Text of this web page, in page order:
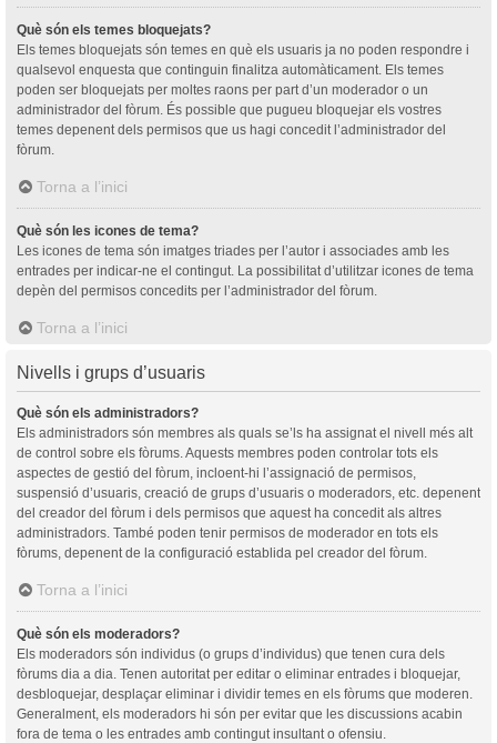
Què són els temes bloquejats?
Els temes bloquejats són temes en què els usuaris ja no poden respondre i
qualsevol enquesta que continguin finalitza automàticament. Els temes
poden ser bloquejats per moltes raons per part d’un moderador o un
administrador del fòrum. És possible que pugueu bloquejar els vostres
temes depenent dels permisos que us hagi concedit l’administrador del
fòrum.
Torna a l’inici
Què són les icones de tema?
Les icones de tema són imatges triades per l’autor i associades amb les
entrades per indicar-ne el contingut. La possibilitat d’utilitzar icones de tema
depèn del permisos concedits per l’administrador del fòrum.
Torna a l’inici
Nivells i grups d’usuaris
Què són els administradors?
Els administradors són membres als quals se’ls ha assignat el nivell més alt
de control sobre els fòrums. Aquests membres poden controlar tots els
aspectes de gestió del fòrum, incloent-hi l’assignació de permisos,
suspensió d’usuaris, creació de grups d’usuaris o moderadors, etc. depenent
del creador del fòrum i dels permisos que aquest ha concedit als altres
administradors. També poden tenir permisos de moderador en tots els
fòrums, depenent de la configuració establida pel creador del fòrum.
Torna a l’inici
Què són els moderadors?
Els moderadors són individus (o grups d’individus) que tenen cura dels
fòrums dia a dia. Tenen autoritat per editar o eliminar entrades i bloquejar,
desbloquejar, desplaçar eliminar i dividir temes en els fòrums que moderen.
Generalment, els moderadors hi són per evitar que les discussions acabin
fora de tema o les entrades amb contingut insultant o ofensiu.